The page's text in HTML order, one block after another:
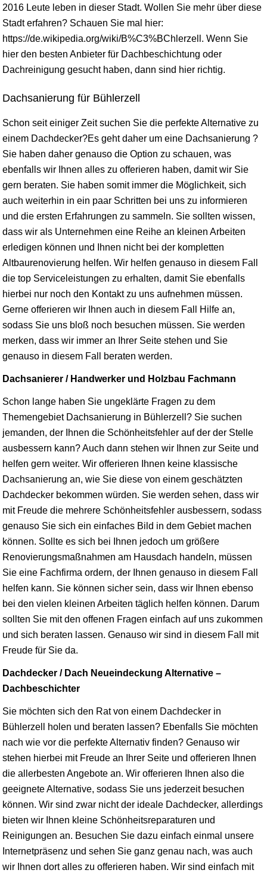
2016 Leute leben in dieser Stadt. Wollen Sie mehr über diese
Stadt erfahren? Schauen Sie mal hier:
https://de.wikipedia.org/wiki/B%C3%BChlerzell. Wenn Sie
hier den besten Anbieter für Dachbeschichtung oder
Dachreinigung gesucht haben, dann sind hier richtig.
Dachsanierung für Bühlerzell
Schon seit einiger Zeit suchen Sie die perfekte Alternative zu
einem Dachdecker?Es geht daher um eine Dachsanierung ?
Sie haben daher genauso die Option zu schauen, was
ebenfalls wir Ihnen alles zu offerieren haben, damit wir Sie
gern beraten. Sie haben somit immer die Möglichkeit, sich
auch weiterhin in ein paar Schritten bei uns zu informieren
und die ersten Erfahrungen zu sammeln. Sie sollten wissen,
dass wir als Unternehmen eine Reihe an kleinen Arbeiten
erledigen können und Ihnen nicht bei der kompletten
Altbaurenovierung helfen. Wir helfen genauso in diesem Fall
die top Serviceleistungen zu erhalten, damit Sie ebenfalls
hierbei nur noch den Kontakt zu uns aufnehmen müssen.
Gerne offerieren wir Ihnen auch in diesem Fall Hilfe an,
sodass Sie uns bloß noch besuchen müssen. Sie werden
merken, dass wir immer an Ihrer Seite stehen und Sie
genauso in diesem Fall beraten werden.
Dachsanierer / Handwerker und Holzbau Fachmann
Schon lange haben Sie ungeklärte Fragen zu dem
Themengebiet Dachsanierung in Bühlerzell? Sie suchen
jemanden, der Ihnen die Schönheitsfehler auf der der Stelle
ausbessern kann? Auch dann stehen wir Ihnen zur Seite und
helfen gern weiter. Wir offerieren Ihnen keine klassische
Dachsanierung an, wie Sie diese von einem geschätzten
Dachdecker bekommen würden. Sie werden sehen, dass wir
mit Freude die mehrere Schönheitsfehler ausbessern, sodass
genauso Sie sich ein einfaches Bild in dem Gebiet machen
können. Sollte es sich bei Ihnen jedoch um größere
Renovierungsmaßnahmen am Hausdach handeln, müssen
Sie eine Fachfirma ordern, der Ihnen genauso in diesem Fall
helfen kann. Sie können sicher sein, dass wir Ihnen ebenso
bei den vielen kleinen Arbeiten täglich helfen können. Darum
sollten Sie mit den offenen Fragen einfach auf uns zukommen
und sich beraten lassen. Genauso wir sind in diesem Fall mit
Freude für Sie da.
Dachdecker / Dach Neueindeckung Alternative –
Dachbeschichter
Sie möchten sich den Rat von einem Dachdecker in
Bühlerzell holen und beraten lassen? Ebenfalls Sie möchten
nach wie vor die perfekte Alternativ finden? Genauso wir
stehen hierbei mit Freude an Ihrer Seite und offerieren Ihnen
die allerbesten Angebote an. Wir offerieren Ihnen also die
geeignete Alternative, sodass Sie uns jederzeit besuchen
können. Wir sind zwar nicht der ideale Dachdecker, allerdings
bieten wir Ihnen kleine Schönheitsreparaturen und
Reinigungen an. Besuchen Sie dazu einfach einmal unsere
Internetpräsenz und sehen Sie ganz genau nach, was auch
wir Ihnen dort alles zu offerieren haben. Wir sind einfach mit